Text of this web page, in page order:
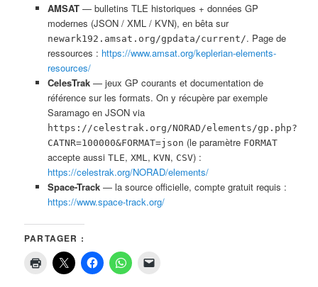
AMSAT— bulletins TLE historiques + données GP
modernes (JSON / XML / KVN), en bêta sur
newark192.amsat.org/gpdata/current/. Page de
ressources : https://www.amsat.org/keplerian-elements-
resources/
CelesTrak— jeux GP courants et documentation de
référence sur les formats. On y récupère par exemple
Saramago en JSON via
https://celestrak.org/NORAD/elements/gp.php?
CATNR=100000&FORMAT=json (le paramètre FORMAT
accepte aussi TLE, XML , KVN, CSV) :
https://celestrak.org/NORAD/elements/
Space-Track— la source officielle, compte gratuit requis :
https://www.space-track.org/
PARTAGER :